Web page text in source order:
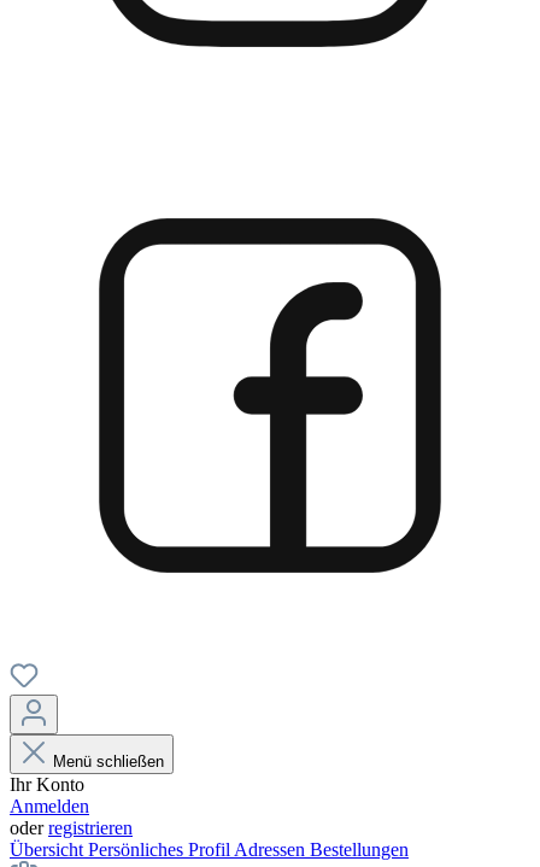
Menü schließen
Ihr Konto
Anmelden
oderregistrieren
Übersicht Persönliches Profil Adressen Bestellungen